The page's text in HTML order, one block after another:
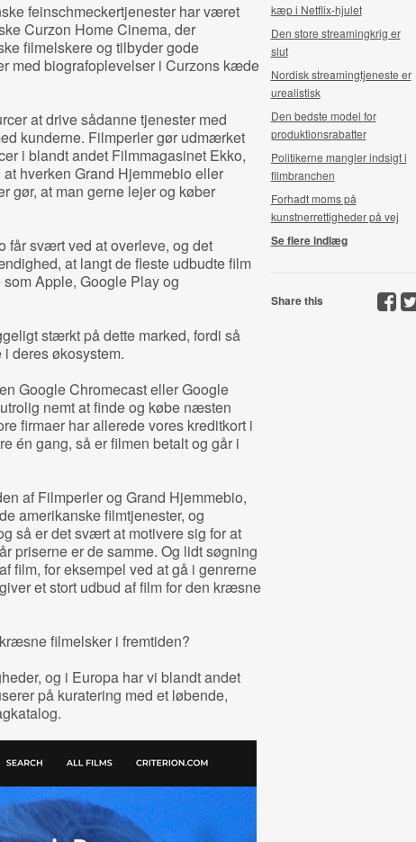
feinschmeckertjenester har været
Curzon Home Cinema, der
filmelskere og tilbyder gode
med biografoplevelser i Curzons kæde
at drive sådanne tjenester med
kunderne. Filmperler gør udmærket
i blandt andet Filmmagasinet Ekko,
hverken Grand Hjemmebio eller
gør, at man gerne lejer og køber
får svært ved at overleve, og det
at langt de fleste udbudte film
Apple, Google Play og
stærkt på dette marked, fordi så
deres økosystem.
Google Chromecast eller Google
nemt at finde og købe næsten
firmaer har allerede vores kreditkort i
én gang, så er filmen betalt og går i
af Filmperler og Grand Hjemmebio,
amerikanske filmtjenester, og
så er det svært at motivere sig for at
priserne er de samme. Og lidt søgning
film, for eksempel ved at gå i genrerne
et stort udbud af film for den kræsne
filmelsker i fremtiden?
og i Europa har vi blandt andet
på kuratering med et løbende,
kæp i Netflix-hjulet
Den store streamingkrig er
slut
Nordisk streamingtjeneste er
urealistisk
Den bedste model for
produktionsrabatter
Politikerne mangler indsigt i
filmbranchen
Forhadt moms på
kunstnerrettigheder på vej
Se flere indlæg
Share this